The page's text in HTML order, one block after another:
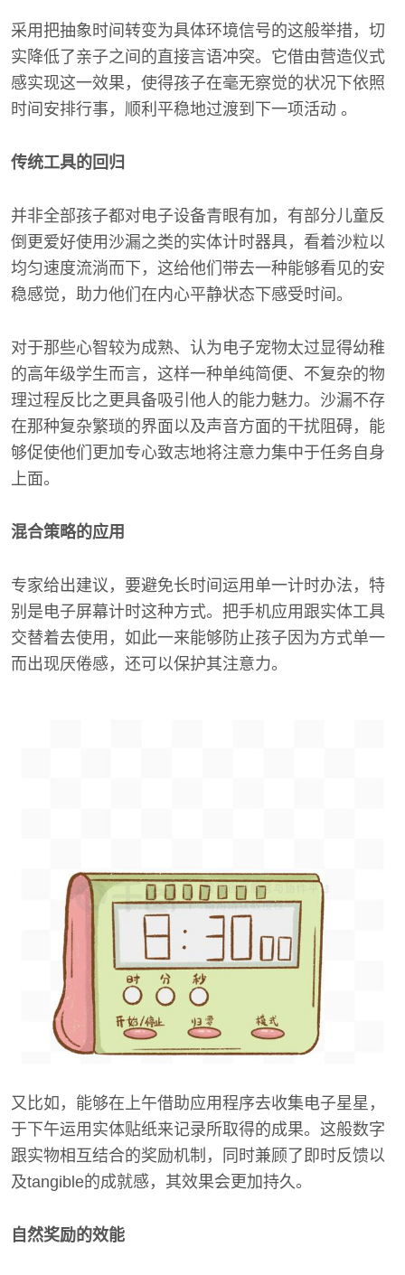
采用把抽象时间转变为具体环境信号的这般举措，切
实降低了亲子之间的直接言语冲突。它借由营造仪式
感实现这一效果，使得孩子在毫无察觉的状况下依照
时间安排行事，顺利平稳地过渡到下一项活动 。
传统工具的回归
并非全部孩子都对电子设备青眼有加，有部分儿童反
倒更爱好使用沙漏之类的实体计时器具，看着沙粒以
均匀速度流淌而下，这给他们带去一种能够看见的安
稳感觉，助力他们在内心平静状态下感受时间。
对于那些心智较为成熟、认为电子宠物太过显得幼稚
的高年级学生而言，这样一种单纯简便、不复杂的物
理过程反比之更具备吸引他人的能力魅力。沙漏不存
在那种复杂繁琐的界面以及声音方面的干扰阻碍，能
够促使他们更加专心致志地将注意力集中于任务自身
上面。
混合策略的应用
专家给出建议，要避免长时间运用单一计时办法，特
别是电子屏幕计时这种方式。把手机应用跟实体工具
交替着去使用，如此一来能够防止孩子因为方式单一
而出现厌倦感，还可以保护其注意力。
又比如，能够在上午借助应用程序去收集电子星星，
于下午运用实体贴纸来记录所取得的成果。这般数字
跟实物相互结合的奖励机制，同时兼顾了即时反馈以
及tangible的成就感，其效果会更加持久。
自然奖励的效能